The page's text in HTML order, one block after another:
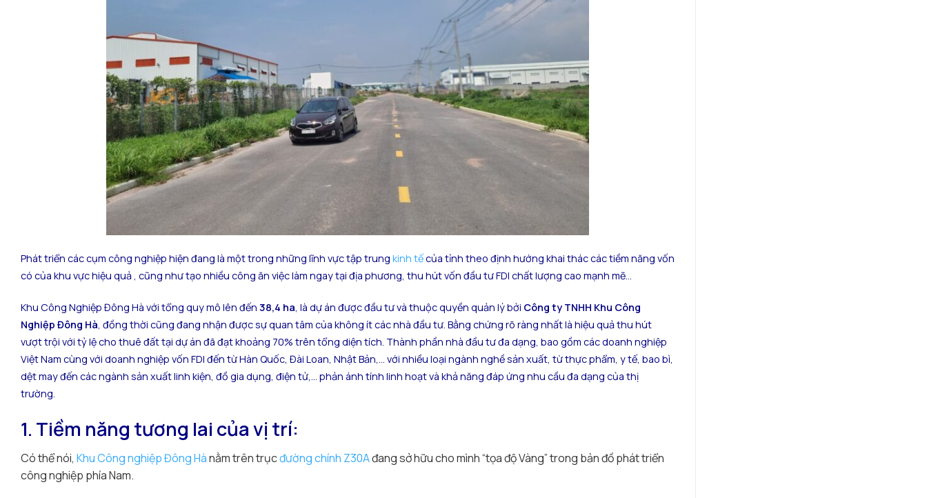
Phát triển các cụm công nghiệp hiện đang là một trong những lĩnh vực tập trung kinh tếcủa tỉnh theo định hướng khai thác các tiềm năng vốn
có của khu vực hiệu quả , cũng như tạo nhiều công ăn việc làm ngay tại địa phương, thu hút vốn đầu tư FDI chất lượng cao mạnh mẽ…
Khu Công Nghiệp Đông Hà với tổng quy mô lên đến 38,4 ha , là dự án được đầu tư và thuộc quyền quản lý bởi Công ty TNHH Khu Công
Nghiệp Đông Hà , đồng thời cũng đang nhận được sự quan tâm của không ít các nhà đầu tư. Bằng chứng rõ ràng nhất là hiệu quả thu hút
vượt trội với tỷ lệ cho thuê đất tại dự án đã đạt khoảng 70% trên tổng diện tích. Thành phần nhà đầu tư đa dạng, bao gồm các doanh nghiệp
Việt Nam cùng với doanh nghiệp vốn FDI đến từ Hàn Quốc, Đài Loan, Nhật Bản,… với nhiều loại ngành nghề sản xuất, từ thực phẩm, y tế, bao bì,
dệt may đến các ngành sản xuất linh kiện, đồ gia dụng, điện tử,… phản ánh tính linh hoạt và khả năng đáp ứng nhu cầu đa dạng của thị
trường.
1. Tiềm năng tương lai của vị trí:
Có thể nói, Khu Công nghiệp Đông Hànằm trên trụcđường chính Z30Ađang sở hữu cho mình “tọa độ Vàng” trong bản đồ phát triển
công nghiệp phía Nam.